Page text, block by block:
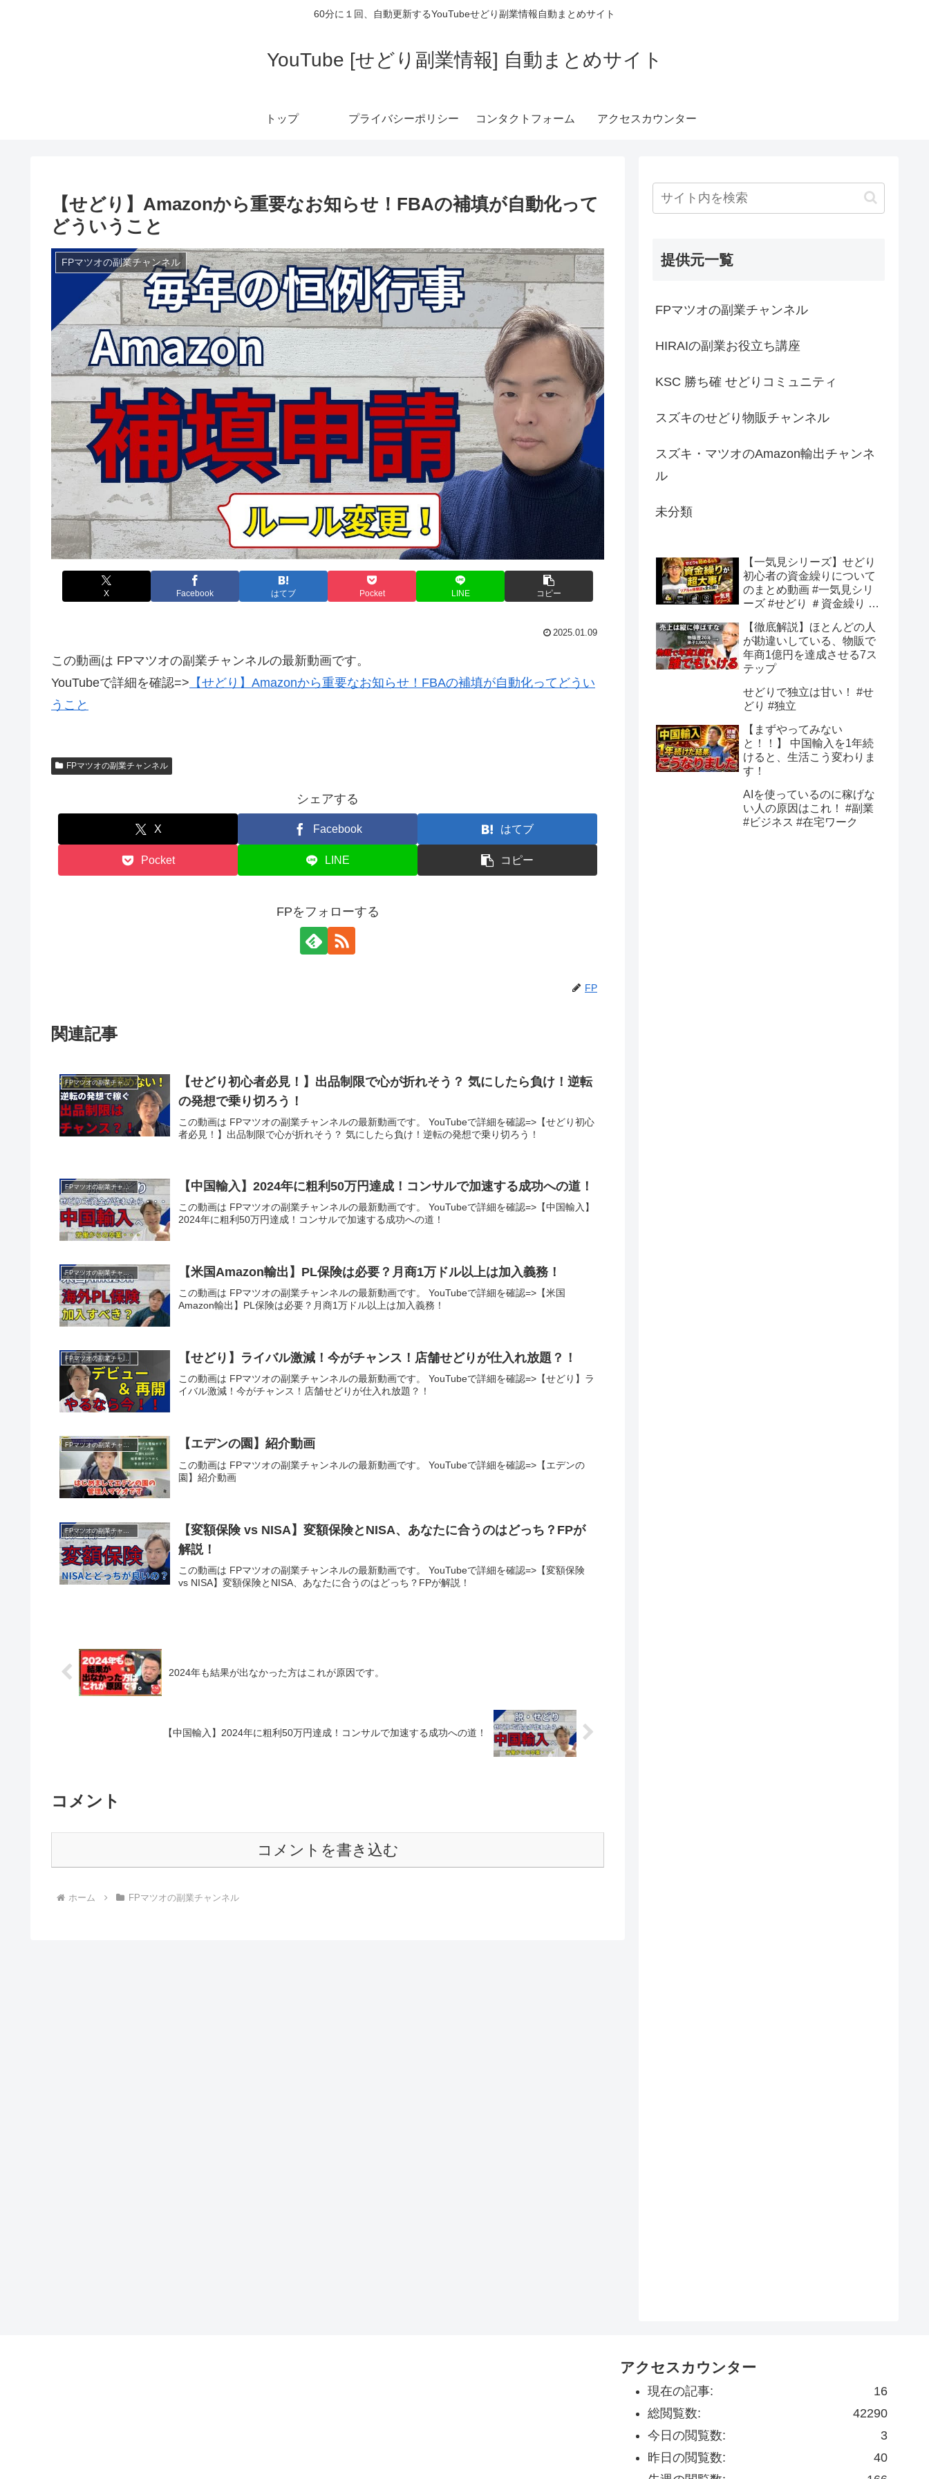
60分に１回、自動更新するYouTubeせどり副業情報自動まとめサイト
YouTube [せどり副業情報] 自動まとめサイト
トップ プライバシーポリシー コンタクトフォーム アクセスカウンター
【せどり】Amazonから重要なお知らせ！FBAの補填が自動化って
どういうこと
FPマツオの副業チャンネル
X Facebook はてブ Pocket LINE コピー
2025.01.09
この動画は FPマツオの副業チャンネルの最新動画です。
YouTubeで詳細を確認=> 【せどり】Amazonから重要なお知らせ！FBAの補填が自動化ってどうい
うこと
FPマツオの副業チャンネル
シェアする
X Facebook はてブ
Pocket LINE コピー
FPをフォローする
FP
関連記事
FPマツオの副業チャンネル
【せどり初心者必見！】出品制限で心が折れそう？ 気にしたら負け！逆転
の発想で乗り切ろう！
この動画は FPマツオの副業チャンネルの最新動画です。 YouTubeで詳細を確認=>【せどり初心
者必見！】出品制限で心が折れそう？ 気にしたら負け！逆転の発想で乗り切ろう！
FPマツオの副業チャンネル 【中国輸入】2024年に粗利50万円達成！コンサルで加速する成功への道！
この動画は FPマツオの副業チャンネルの最新動画です。 YouTubeで詳細を確認=>【中国輸入】
2024年に粗利50万円達成！コンサルで加速する成功への道！
FPマツオの副業チャンネル 【米国Amazon輸出】PL保険は必要？月商1万ドル以上は加入義務！
この動画は FPマツオの副業チャンネルの最新動画です。 YouTubeで詳細を確認=>【米国
Amazon輸出】PL保険は必要？月商1万ドル以上は加入義務！
FPマツオの副業チャンネル 【せどり】ライバル激減！今がチャンス！店舗せどりが仕入れ放題？！
この動画は FPマツオの副業チャンネルの最新動画です。 YouTubeで詳細を確認=>【せどり】ラ
イバル激減！今がチャンス！店舗せどりが仕入れ放題？！
FPマツオの副業チャンネル 【エデンの園】紹介動画
この動画は FPマツオの副業チャンネルの最新動画です。 YouTubeで詳細を確認=>【エデンの
園】紹介動画
【変額保険 vs NISA】変額保険とNISA、あなたに合うのはどっち？FPが
解説！
この動画は FPマツオの副業チャンネルの最新動画です。 YouTubeで詳細を確認=>【変額保険
vs NISA】変額保険とNISA、あなたに合うのはどっち？FPが解説！
2024年も結果が出なかった方はこれが原因です。
【中国輸入】2024年に粗利50万円達成！コンサルで加速する成功への道！
コメント
コメントを書き込む
ホーム FPマツオの副業チャンネル
提供元一覧
FPマツオの副業チャンネル
HIRAIの副業お役立ち講座
KSC 勝ち確 せどりコミュニティ
スズキのせどり物販チャンネル
スズキ・マツオのAmazon輸出チャンネ
ル
未分類
【一気見シリーズ】せどり
初心者の資金繰りについて
のまとめ動画 #一気見シリ
ーズ #せどり ＃資金繰り #
【徹底解説】ほとんどの人
が勘違いしている、物販で
年商1億円を達成させる7ス
テップ
せどりで独立は甘い！ #せ
どり #独立
【まずやってみない
と！！】 中国輸入を1年続
けると、生活こう変わりま
す！
AIを使っているのに稼げな
い人の原因はこれ！ #副業
#ビジネス #在宅ワーク
アクセスカウンター
16
現在の記事:
42290
総閲覧数:
3
今日の閲覧数:
40
昨日の閲覧数: